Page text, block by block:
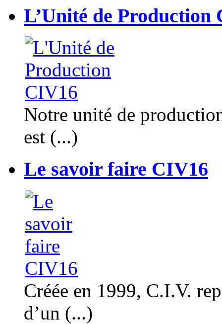
L’Unité de Production
Notre unité de
est (...)
Le savoir faire CIV16
Créée en 1999, C.I.V.
d’un (...)